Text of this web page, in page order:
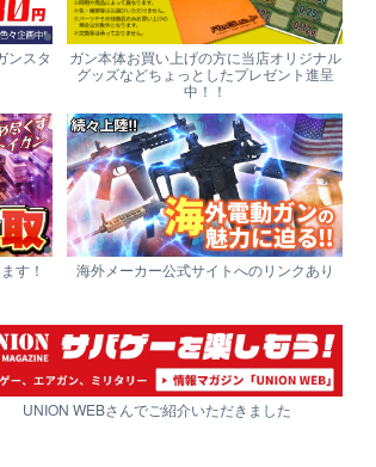
ンスタ
ガン本体お買い上げの方に当店オリジナル
グッズなどちょっとしたプレゼント進呈
中！！
す！ 海外メーカー公式サイトへのリンクあり
UNION WEBさんでご紹介いただきました